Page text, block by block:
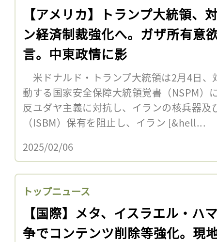
【アメリカ】トランプ大統領、
ン経済制裁強化へ。ガザ所有意
言。中東政情に影
米ドナルド・トランプ大統領は2月4日、
動する国家安全保障大統領覚書（NSPM）
反ユダヤ主義に対抗し、イランの核兵器及
（ISBM）保有を阻止し、イラン [&hell...
2025/02/06
トップニュース
【国際】メタ、イスラエル・ハ
争でコンテンツ削除等強化。現